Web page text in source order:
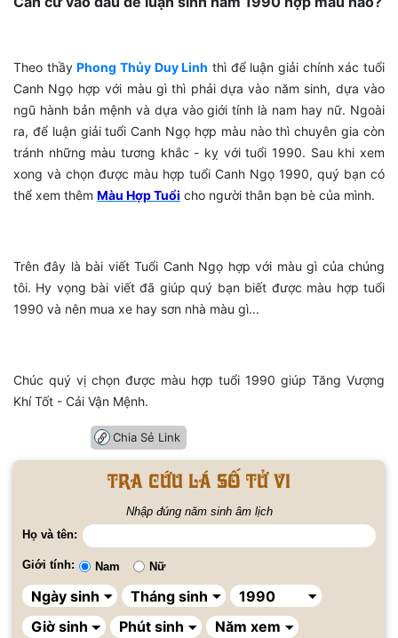
Theo thầyPhong Thủy Duy Linh thì để luận giải chính xác tuổi
Canh Ngọ hợp với màu gì thì phải dựa vào năm sinh, dựa vào
ngũ hành bản mệnh và dựa vào giới tính là nam hay nữ. Ngoài
ra, để luận giải tuổi Canh Ngọ hợp màu nào thì chuyên gia còn
tránh những màu tương khắc - kỵ với tuổi 1990. Sau khi xem
xong và chọn được màu hợp tuổi Canh Ngọ 1990, quý bạn có
thể xem thêm Màu Hợp Tuổi cho người thân bạn bè của mình.
Trên đây là bài viết Tuổi Canh Ngọ hợp với màu gì của chúng
tôi. Hy vọng bài viết đã giúp quý bạn biết được màu hợp tuổi
1990 và nên mua xe hay sơn nhà màu gì...
Chúc quý vị chọn được màu hợp tuổi 1990 giúp Tăng Vượng
Khí Tốt - Cải Vận Mệnh.
Chia Sẻ Link
Tra cứu lá số tử vi
Nhập đúng năm sinh âm lịch
Họ và tên:
Giới tính: Nam Nữ